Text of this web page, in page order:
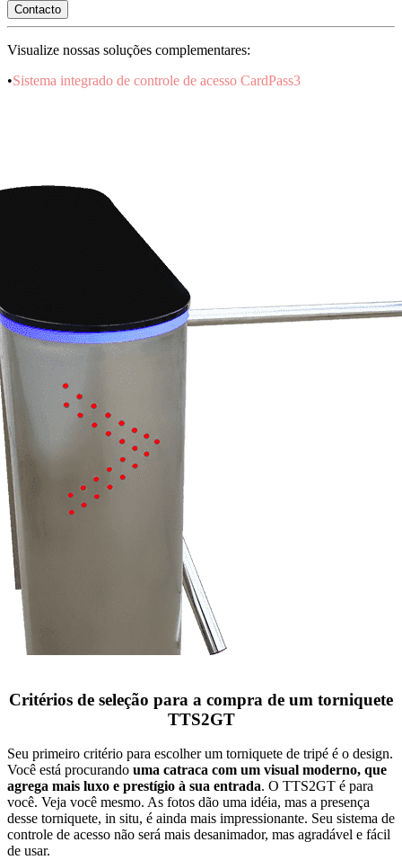
Contacto
Visualize nossas soluções complementares:
•Sistema integrado de controle de acesso CardPass3
Critérios de seleção para a compra de um torniquete
TTS2GT
Seu primeiro critério para escolher um torniquete de tripé é o design.
Você está procurando uma catraca com um visual moderno, que
agrega mais luxo e prestígio à sua entrada. O TTS2GT é para
você. Veja você mesmo. As fotos dão uma idéia, mas a presença
desse torniquete, in situ, é ainda mais impressionante. Seu sistema de
controle de acesso não será mais desanimador, mas agradável e fácil
de usar.